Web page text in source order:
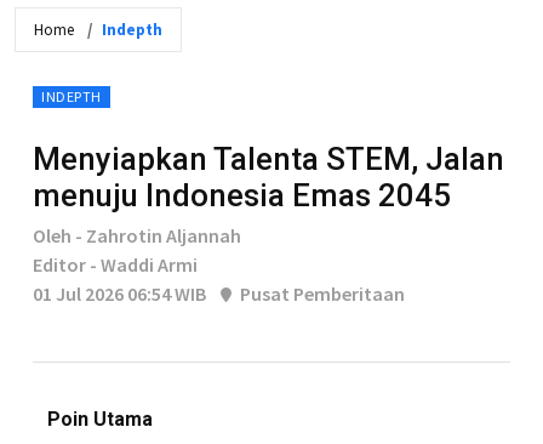
Home Indepth
INDEPTH
Menyiapkan Talenta STEM, Jalan
menuju Indonesia Emas 2045
Oleh - Zahrotin Aljannah
Editor - Waddi Armi
01 Jul 2026 06:54 WIB
Pusat Pemberitaan
Poin Utama